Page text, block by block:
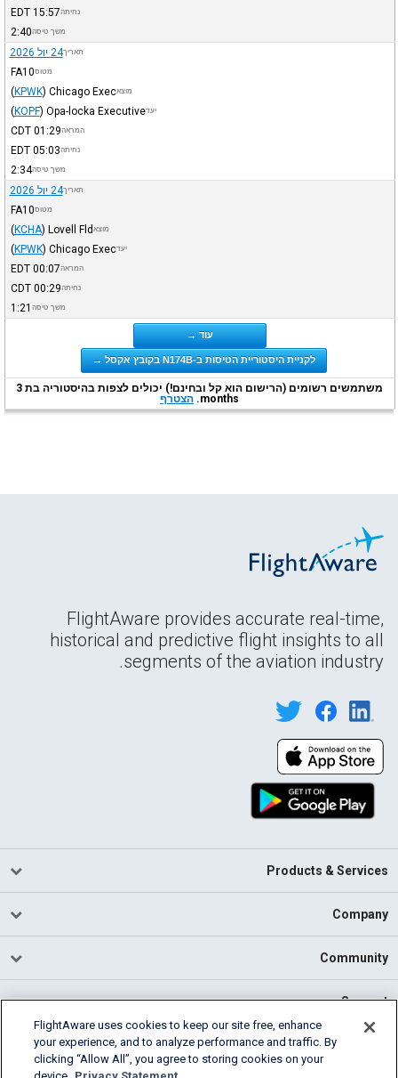
נחיתה15:57
EDT
משך טיסה2:40
תאריך24 יול 2026
מטוסFA10
מוצאChicago Exec
(KPWK)
יעדOpa-locka Executive
(KOPF)
המראה01:29
CDT
נחיתה05:03
EDT
משך טיסה2:34
תאריך24 יול 2026
מטוסFA10
מוצא Lovell Fld
(KCHA)
יעדChicago Exec
(KPWK)
המראה00:07
EDT
נחיתה00:29
CDT
משך טיסה 1:21
עוד →
לקניית היסטוריית הטיסות ב-N174B בקובץ אקסל →
משתמשים רשומים (הרישום הוא קל ובחינם!) יכולים לצפות בהיסטוריה בת 3
months. הצטרף
FlightAware provides accurate real-time,
historical and predictive flight insights to all
segments of the aviation industry.
Products & Services
Company
Community
Support
FlightAware uses cookies to keep our site free, enhance
your experience, and to analyze performance and traffic. By
clicking “Allow All”, you agree to storing cookies on your